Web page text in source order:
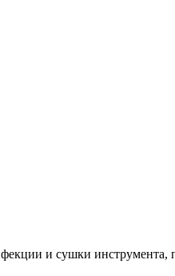
и сушки инструмента,